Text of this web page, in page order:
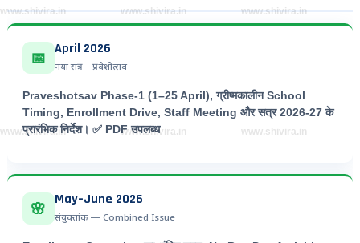
📅
April 2026
नया सत्र — प्रवेशोत्सव
Praveshotsav Phase-1(1–25 April), ग्रीष्मकालीन School
Timing, Enrollment Drive, Staff Meeting और सत्र 2026-27 के
प्रारंभिक निर्देश। ✅ PDF उपलब्ध
🌸
May–June 2026
संयुक्तांक — Combined Issue
www.shivira.in
www.shivira.in
www.shivira.in
www.shivira.in
www.shivira.in
www.shivira.in